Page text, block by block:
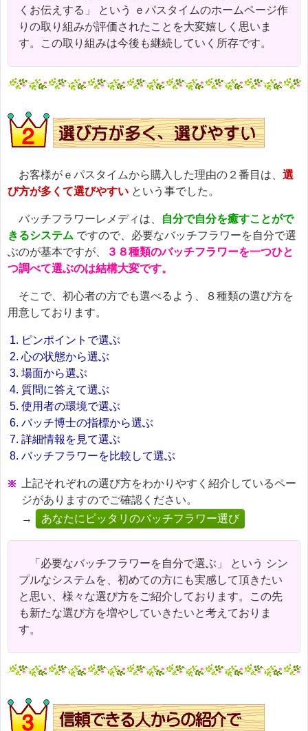
くお伝えする」 という ｅパスタイムのホームページ作
りの取り組みが評価されたことを大変嬉しく思いま
す。この取り組みは今後も継続していく所存です。
お客様がｅパスタイムから購入した理由の２番目は、 選
び方が多くて選びやすい という事でした。
バッチフラワーレメディは、
自分で自分を癒すことがで
きるシステム ですので、必要なバッチフラワーを自分で選
ぶのが基本ですが、
３８種類のバッチフラワーを一つひと
つ調べて選ぶのは結構大変です。
そこで、初心者の方でも選べるよう、８種類の選び方を
用意しております。
ピンポイントで選ぶ
心の状態から選ぶ
場面から選ぶ
質問に答えて選ぶ
使用者の環境で選ぶ
バッチ博士の指標から選ぶ
詳細情報を見て選ぶ
バッチフラワーを比較して選ぶ
上記それぞれの選び方をわかりやすく紹介しているペー
ジがありますのでご確認ください。
→
あなたにピッタリのバッチフラワー選び
「必要なバッチフラワーを自分で選ぶ」 という シン
プルなシステムを、初めての方にも実感して頂きたい
と思い、様々な選び方をご紹介しております。この先
も新たな選び方を増やしていきたいと考えておりま
す。